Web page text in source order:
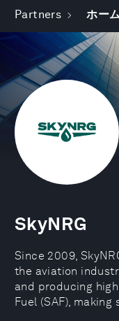
Partners ホー
SkyNRG
Since 2009,
the aviation
and producing
Fuel (SAF),